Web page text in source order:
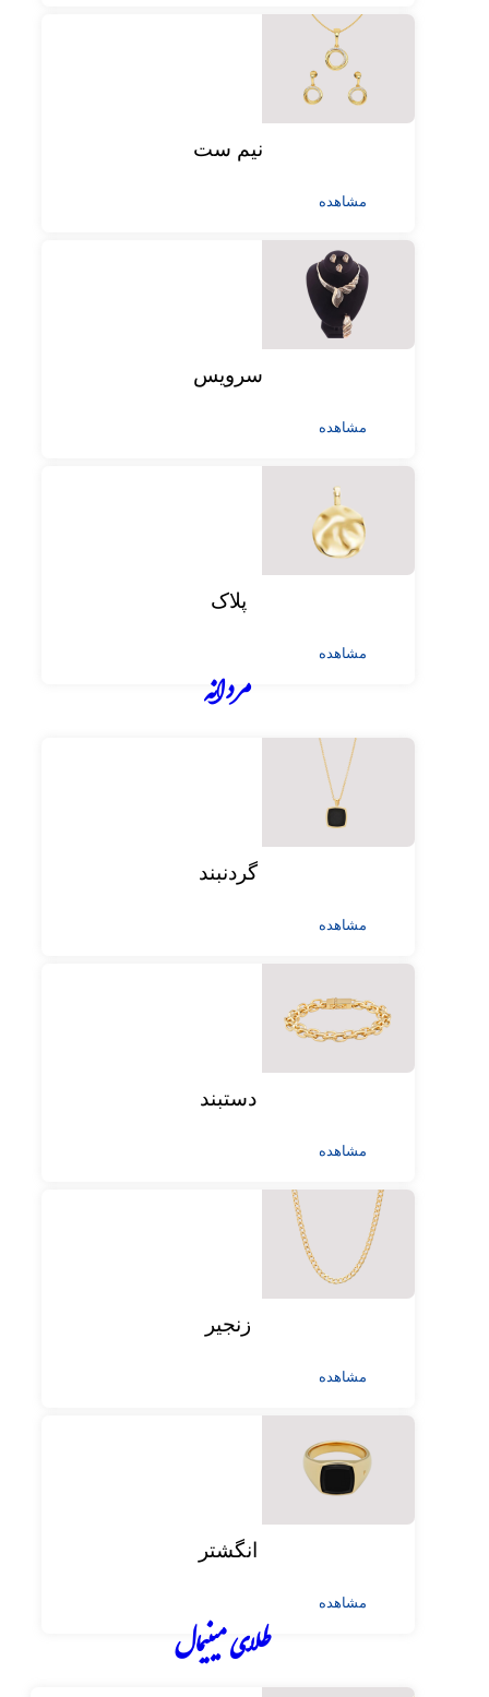
نیم ست
مشاهده
سرویس
مشاهده
پلاک
مشاهده
مردانه
گردنبند
مشاهده
دستبند
مشاهده
زنجیر
مشاهده
انگشتر
مشاهده
طلای مینیمال